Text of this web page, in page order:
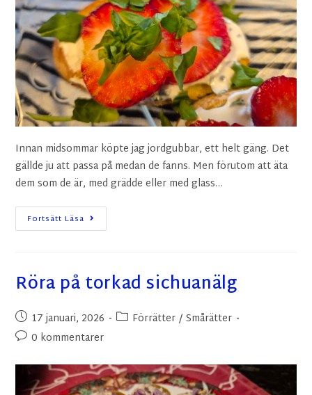
Innan midsommar köpte jag jordgubbar, ett helt gäng. Det
gällde ju att passa på medan de fanns. Men förutom att äta
dem som de är, med grädde eller med glass…
Fortsätt Läsa
Röra på torkad sichuanälg
17 januari, 2026 Förrätter / Smårätter
0 kommentarer